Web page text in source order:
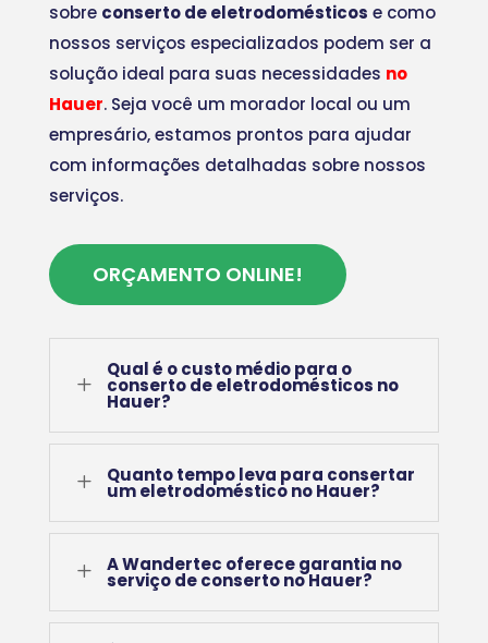
sobre conserto de eletrodomésticos e como
nossos serviços especializados podem ser a
solução ideal para suas necessidades no
Hauer. Seja você um morador local ou um
empresário, estamos prontos para ajudar
com informações detalhadas sobre nossos
serviços.
ORÇAMENTO ONLINE!
L
Qual é o custo médio para o
conserto de eletrodomésticos no
Hauer?
L Quanto tempo leva para consertar
um eletrodoméstico no Hauer?
L A Wandertec oferece garantia no
serviço de conserto no Hauer?